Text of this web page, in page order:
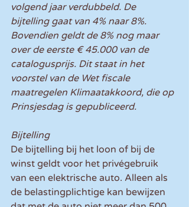
volgend jaar verdubbeld. De
bijtelling gaat van 4% naar 8%.
Bovendien geldt de 8% nog maar
over de eerste € 45.000 van de
catalogusprijs. Dit staat in het
voorstel van de Wet fiscale
maatregelen Klimaatakkoord, die op
Prinsjesdag is gepubliceerd.
Bijtelling
De bijtelling bij het loon of bij de
winst geldt voor het privégebruik
van een elektrische auto. Alleen als
de belastingplichtige kan bewijzen